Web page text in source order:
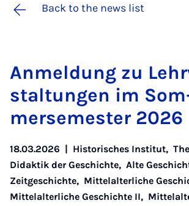
Back to the news list
An­mel­dung zu
stal­tun­gen im
mersemester 2026
18.03.2026 | Historisches Institut,
Didaktik der Geschichte, Alte
Zeitgeschichte, Mittelalterliche
Mittelalterliche Geschichte II,